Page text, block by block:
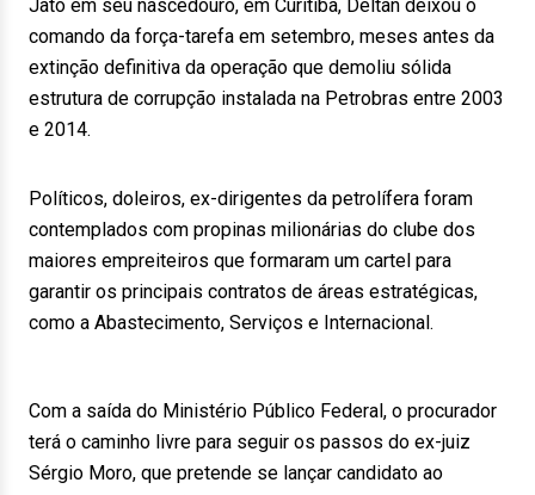
Jato em seu nascedouro, em Curitiba, Deltan deixou o
comando da força-tarefa em setembro, meses antes da
extinção definitiva da operação que demoliu sólida
estrutura de corrupção instalada na Petrobras entre 2003
e 2014.
Políticos, doleiros, ex-dirigentes da petrolífera foram
contemplados com propinas milionárias do clube dos
maiores empreiteiros que formaram um cartel para
garantir os principais contratos de áreas estratégicas,
como a Abastecimento, Serviços e Internacional.
Com a saída do Ministério Público Federal, o procurador
terá o caminho livre para seguir os passos do ex-juiz
Sérgio Moro, que pretende se lançar candidato ao